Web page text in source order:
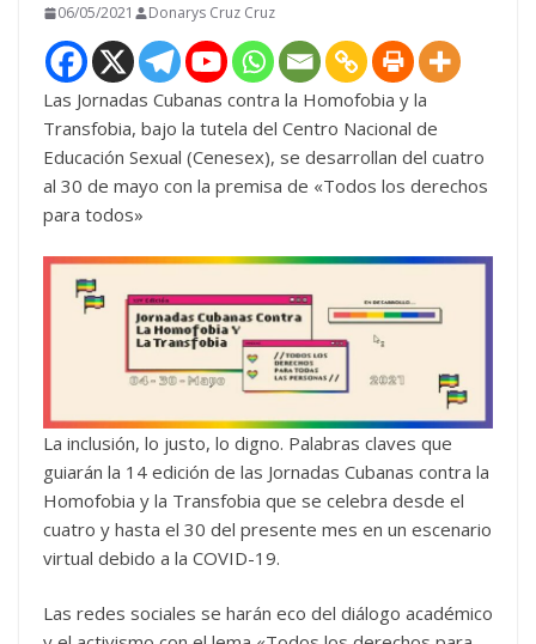
06/05/2021 Donarys Cruz Cruz
Las Jornadas Cubanas contra la Homofobia y la
Transfobia, bajo la tutela del Centro Nacional de
Educación Sexual (Cenesex), se desarrollan del cuatro
al 30 de mayo con la premisa de «Todos los derechos
para todos»
La inclusión, lo justo, lo digno. Palabras claves que
guiarán la 14 edición de las Jornadas Cubanas contra la
Homofobia y la Transfobia que se celebra desde el
cuatro y hasta el 30 del presente mes en un escenario
virtual debido a la COVID-19.
Las redes sociales se harán eco del diálogo académico